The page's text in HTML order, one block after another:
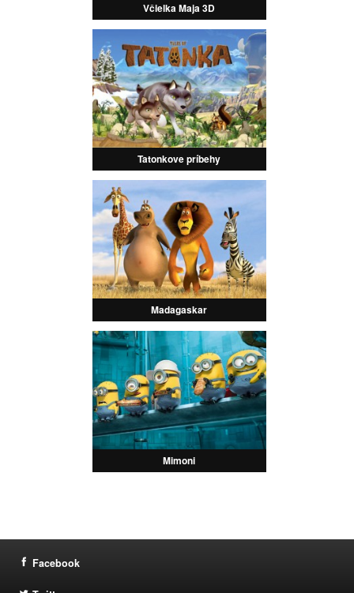
Včielka Maja 3D
Tatonkove príbehy
Madagaskar
Mimoni
Facebook